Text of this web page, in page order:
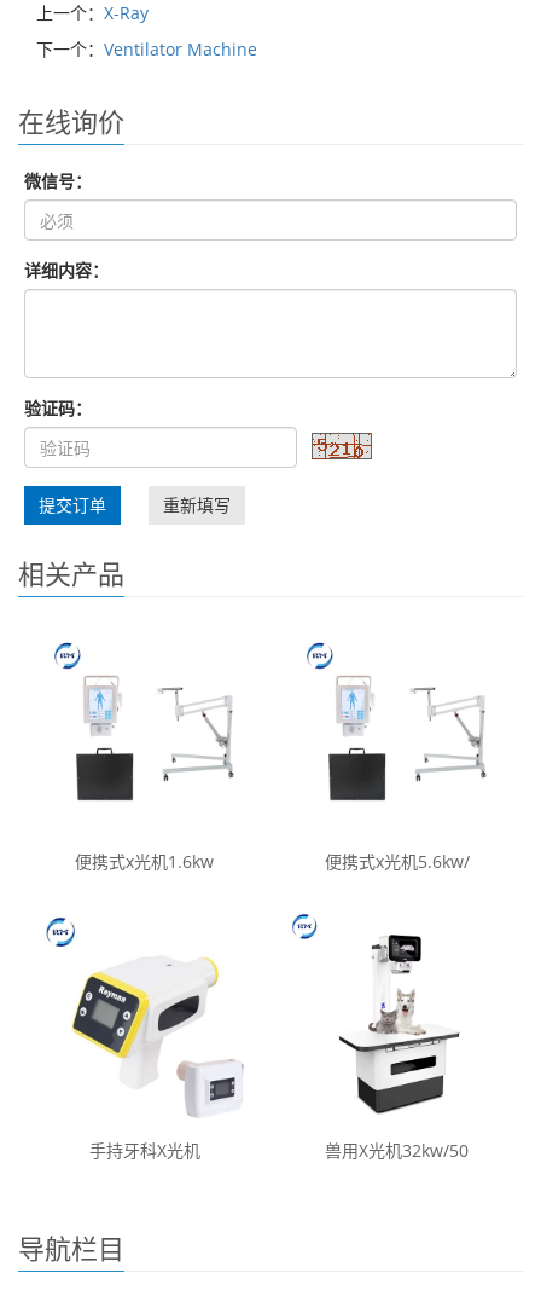
上一个： X-Ray
下一个： Ventilator Machine
在线询价
微信号：
详细内容：
验证码：
提交订单 重新填写
相关产品
便携式x光机1.6kw 便携式x光机5.6kw/
手持牙科X光机 兽用X光机32kw/50
导航栏目